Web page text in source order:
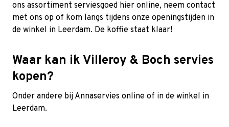
ons assortiment serviesgoed hier online, neem contact
met ons op of kom langs tijdens onze openingstijden in
de winkel in Leerdam. De koffie staat klaar!
Waar kan ik Villeroy & Boch servies
kopen?
Onder andere bij Annaservies online of in de winkel in
Leerdam.